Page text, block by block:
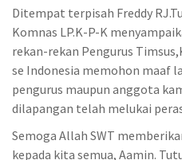
Ditempat terpisah Freddy
Komnas LP.K-P-K
rekan-rekan Pengurus
se Indonesia memohon maaf
pengurus maupun anggota
dilapangan telah melukai
Semoga Allah SWT
kepada kita semua, Aamin.